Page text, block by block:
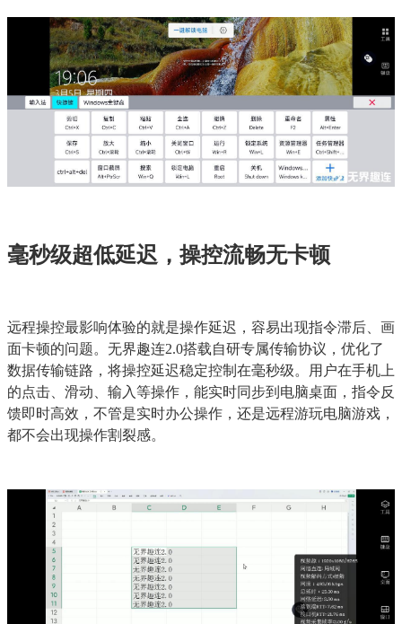
毫秒级超低延迟，操控流畅无卡顿
远程操控最影响体验的就是操作延迟，容易出现指令滞后、画
面卡顿的问题。无界趣连2.0搭载自研专属传输协议，优化了
数据传输链路，将操控延迟稳定控制在毫秒级。用户在手机上
的点击、滑动、输入等操作，能实时同步到电脑桌面，指令反
馈即时高效，不管是实时办公操作，还是远程游玩电脑游戏，
都不会出现操作割裂感。